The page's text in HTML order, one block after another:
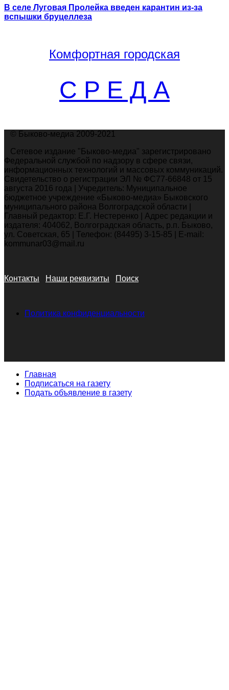
В селе Луговая Пролейка введен карантин из-за
вспышки бруцеллеза
Комфортная городская
С Р Е Д А
© Быково-медиа 2009-2021
Сетевое издание "Быково-медиа" зарегистрировано
Федеральной службой по надзору в сфере связи,
информационных технологий и массовых коммуникаций.
Свидетельство о регистрации ЭЛ № ФС77-66848 от 15
августа 2016 года | Учредитель: Муниципальное
бюджетное учреждение «Быково-медиа» Быковского
муниципального района Волгоградской области |
Главный редактор: Е.Г. Нестеренко | Адрес редакции и
издателя: 404062, Волгоградская область, р.п. Быково,
ул. Советская, 65 | Телефон: (84495) 3-15-85 | E-mail:
kommunar03@mail.ru
Контакты Наши реквизиты Поиск
Политика конфиденциальности
Главная
Подписаться на газету
Подать объявление в газету